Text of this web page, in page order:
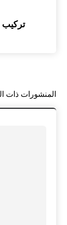
تركيب
المنشورات ذات